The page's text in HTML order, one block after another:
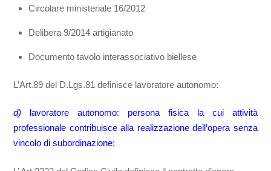
Circolare ministeriale 16/2012
Delibera 9/2014 artigianato
Documento tavolo interassociativo biellese
L’Art.89 del D.Lgs.81 definisce lavoratore autonomo:
d)
lavoratore autonomo: persona fisica la cui attività
professionale contribuisce alla realizzazione dell’opera senza
vincolo di subordinazione;